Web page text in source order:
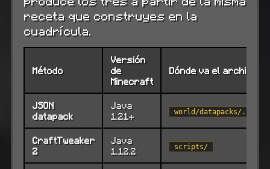
receta que construyes en la
cuadrícula.
Método
Versión
de
Minecraft
Dónde va el archivo
JSON
datapack
Java
1.21+
world/datapacks/.../
CraftTweaker
2
Java
1.12.2
scripts/